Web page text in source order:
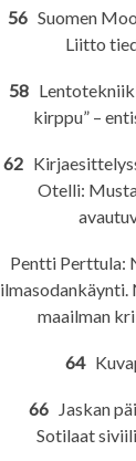
56 Suomen
Liitto
58
kirppu” –
62
Otelli:
Pentti Perttula:
ilmasodankäynti.
maailman
64
66
Jaskan
Sotilaat